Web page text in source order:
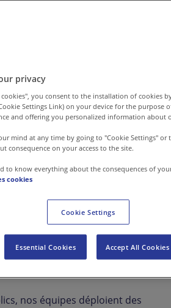
nos équipes déploient des
privacy
cookies", you consent to the installation of cookies
Settings Link) on your device for the purpose
and offering you personalized information about
mind at any time by going to "Cookie Settings"
consequence on your access to the site.
to know everything about the consequences of
cookies
Cookie Settings
Essential Cookies Accept All Cookies